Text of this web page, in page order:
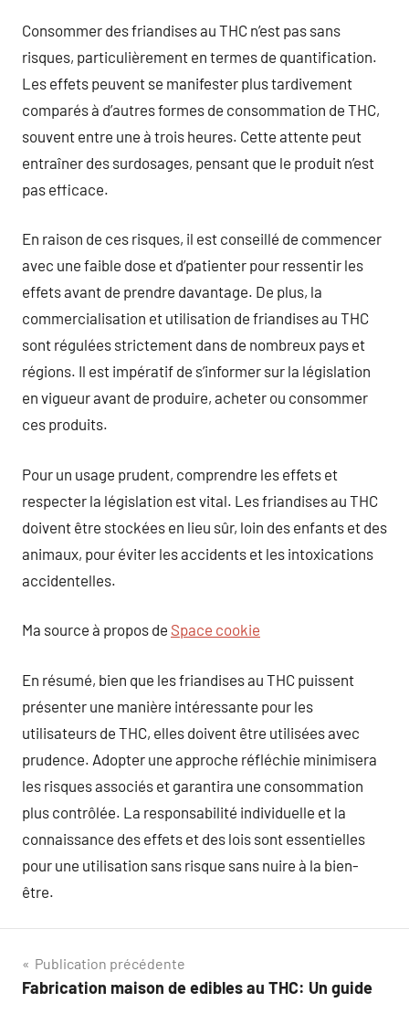
Consommer des friandises au THC n’est pas sans
risques, particulièrement en termes de quantification.
Les effets peuvent se manifester plus tardivement
comparés à d’autres formes de consommation de THC,
souvent entre une à trois heures. Cette attente peut
entraîner des surdosages, pensant que le produit n’est
pas efficace.
En raison de ces risques, il est conseillé de commencer
avec une faible dose et d’patienter pour ressentir les
effets avant de prendre davantage. De plus, la
commercialisation et utilisation de friandises au THC
sont régulées strictement dans de nombreux pays et
régions. Il est impératif de s’informer sur la législation
en vigueur avant de produire, acheter ou consommer
ces produits.
Pour un usage prudent, comprendre les effets et
respecter la législation est vital. Les friandises au THC
doivent être stockées en lieu sûr, loin des enfants et des
animaux, pour éviter les accidents et les intoxications
accidentelles.
Ma source à propos de Space cookie
En résumé, bien que les friandises au THC puissent
présenter une manière intéressante pour les
utilisateurs de THC, elles doivent être utilisées avec
prudence. Adopter une approche réfléchie minimisera
les risques associés et garantira une consommation
plus contrôlée. La responsabilité individuelle et la
connaissance des effets et des lois sont essentielles
pour une utilisation sans risque sans nuire à la bien-
être.
Navigation
de
Publication précédente
Fabrication maison de edibles au THC: Un guide